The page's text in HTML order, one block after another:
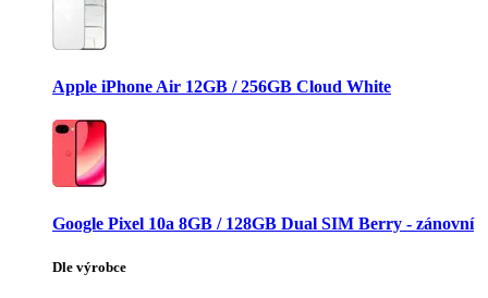
Apple iPhone Air 12GB / 256GB Cloud White
Google Pixel 10a 8GB / 128GB Dual SIM Berry - zánovní
Dle výrobce